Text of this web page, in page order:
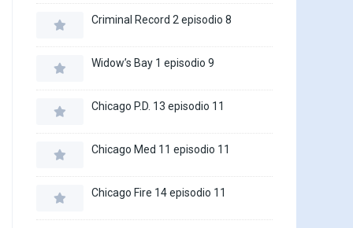
Criminal Record 2 episodio 8
Widow’s Bay 1 episodio 9
Chicago P.D. 13 episodio 11
Chicago Med 11 episodio 11
Chicago Fire 14 episodio 11